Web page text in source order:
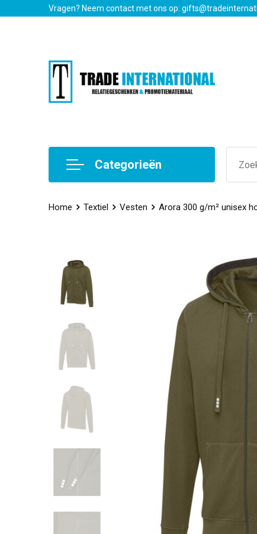
Vragen? Neem contact met ons op:
Categorieën
Home Textiel Vesten Arora 300 g/m² unisex